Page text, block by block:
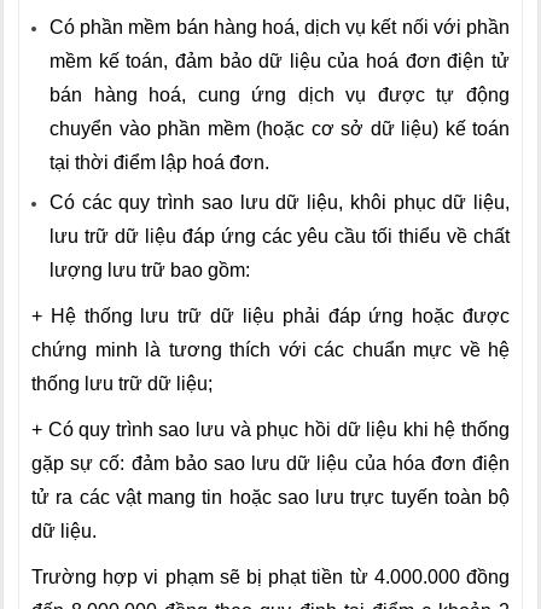
Có phần mềm bán hàng hoá, dịch vụ kết nối với phần
mềm kế toán, đảm bảo dữ liệu của hoá đơn điện tử
bán hàng hoá, cung ứng dịch vụ được tự động
chuyển vào phần mềm (hoặc cơ sở dữ liệu) kế toán
tại thời điểm lập hoá đơn.
Có các quy trình sao lưu dữ liệu, khôi phục dữ liệu,
lưu trữ dữ liệu đáp ứng các yêu cầu tối thiểu về chất
lượng lưu trữ bao gồm:
+ Hệ thống lưu trữ dữ liệu phải đáp ứng hoặc được
chứng minh là tương thích với các chuẩn mực về hệ
thống lưu trữ dữ liệu;
+ Có quy trình sao lưu và phục hồi dữ liệu khi hệ thống
gặp sự cố: đảm bảo sao lưu dữ liệu của hóa đơn điện
tử ra các vật mang tin hoặc sao lưu trực tuyến toàn bộ
dữ liệu.
Trường hợp vi phạm sẽ bị phạt tiền từ 4.000.000 đồng